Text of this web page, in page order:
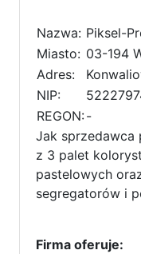
Nazwa: Piksel-
Miasto: 03-194
Adres:
NIP:
REGON:-
Jak sprzedawca
z 3 palet
pastelowych
segregatorów i
Firma oferuje: